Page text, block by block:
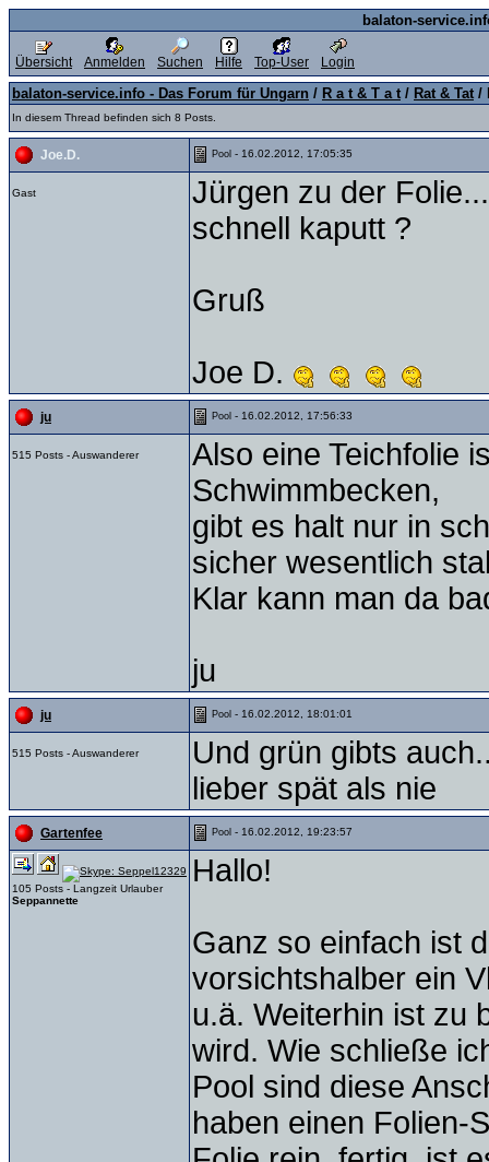
balaton-
Übersicht Anmelden Suchen Hilfe Top-User Login
balaton-service.info - Das Forum für Ungarn / R a t & T a t / Rat & Tat /
In diesem Thread befinden sich 8 Posts.
Joe.D. Pool - 16.02.2012, 17:05:35
Gast
Jürgen zu der
schnell kaputt ?
Gruß
Joe D.
ju Pool - 16.02.2012, 17:56:33
515 Posts - Auswanderer
Also eine Teichfolie
Schwimmbecken,
gibt es halt nur in
sicher wesentlich
Klar kann man da
ju
ju Pool - 16.02.2012, 18:01:01
515 Posts - Auswanderer
Und grün gibts
lieber spät als nie
Gartenfee Pool - 16.02.2012, 19:23:57
105 Posts - Langzeit Urlauber
Seppannette
Hallo!
Ganz so einfach ist
vorsichtshalber ein
u.ä. Weiterhin ist zu
wird. Wie schließe
Pool sind diese
haben einen Folien-